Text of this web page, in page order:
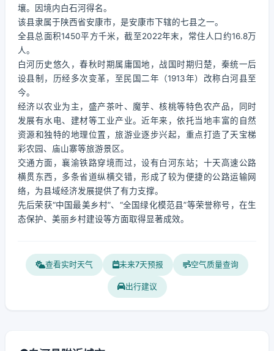
壤。因境内白石河得名。
该县隶属于陕西省安康市，是安康市下辖的七县之一。
全县总面积1450平方千米，截至2022年末，常住人口约16.8万
人。
白河历史悠久，春秋时期属庸国地，战国时期归楚，秦统一后
设县制，历经多次变革，至民国二年（1913年）改称白河县至
今。
经济以农业为主，盛产茶叶、魔芋、核桃等特色农产品，同时
发展有水电、建材等工业产业。近年来，依托当地丰富的自然
资源和独特的地理位置，旅游业逐步兴起，重点打造了天宝梯
彩农园、庙山寨等旅游景区。
交通方面，襄渝铁路穿境而过，设有白河东站；十天高速公路
横贯东西，多条省道纵横交错，形成了较为便捷的公路运输网
络，为县域经济发展提供了有力支撑。
先后荣获“中国最美乡村”、“全国绿化模范县”等荣誉称号，在生
态保护、美丽乡村建设等方面取得显著成效。
查看实时天气 未来7天预报 空气质量查询
出行建议